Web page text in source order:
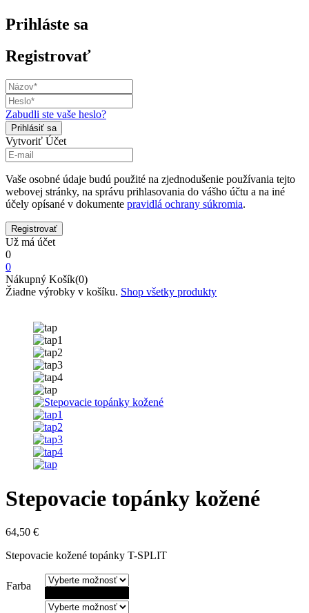
Prihláste sa
Registrovať
Zabudli ste vaše heslo?
Vytvoriť Účet
Vaše osobné údaje budú použité na zjednodušenie používania tejto
webovej stránky, na správu prihlasovania do vášho účtu a na iné
účely opísané v dokumente pravidlá ochrany súkromia.
Už má účet
0
0
Nákupný Košík(0)
Žiadne výrobky v košíku. Shop všetky produkty
Stepovacie topánky kožené
64,50 €
Stepovacie kožené topánky T-SPLIT
Farba